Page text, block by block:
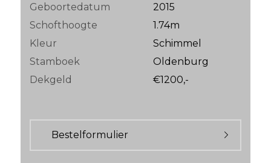
Geboortedatum
2015
Schofthoogte
1.74m
Kleur
Schimmel
Stamboek
Oldenburg
Dekgeld
€1200,-
Bestelformulier